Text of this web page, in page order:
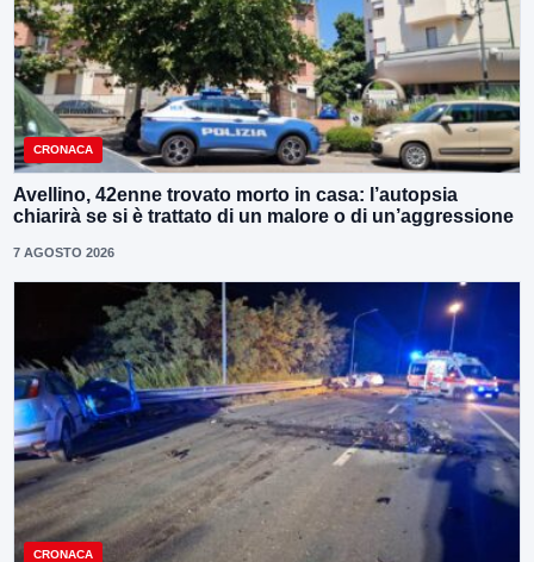
CRONACA
Avellino, 42enne trovato morto in casa: l’autopsia
chiarirà se si è trattato di un malore o di un’aggressione
7 AGOSTO 2026
CRONACA